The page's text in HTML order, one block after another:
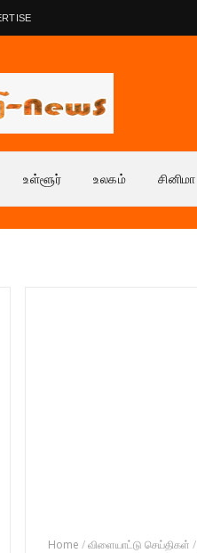
உள்ளூர் உலகம் சினிமா
Home /விளையாட்டு செய்திகள் /